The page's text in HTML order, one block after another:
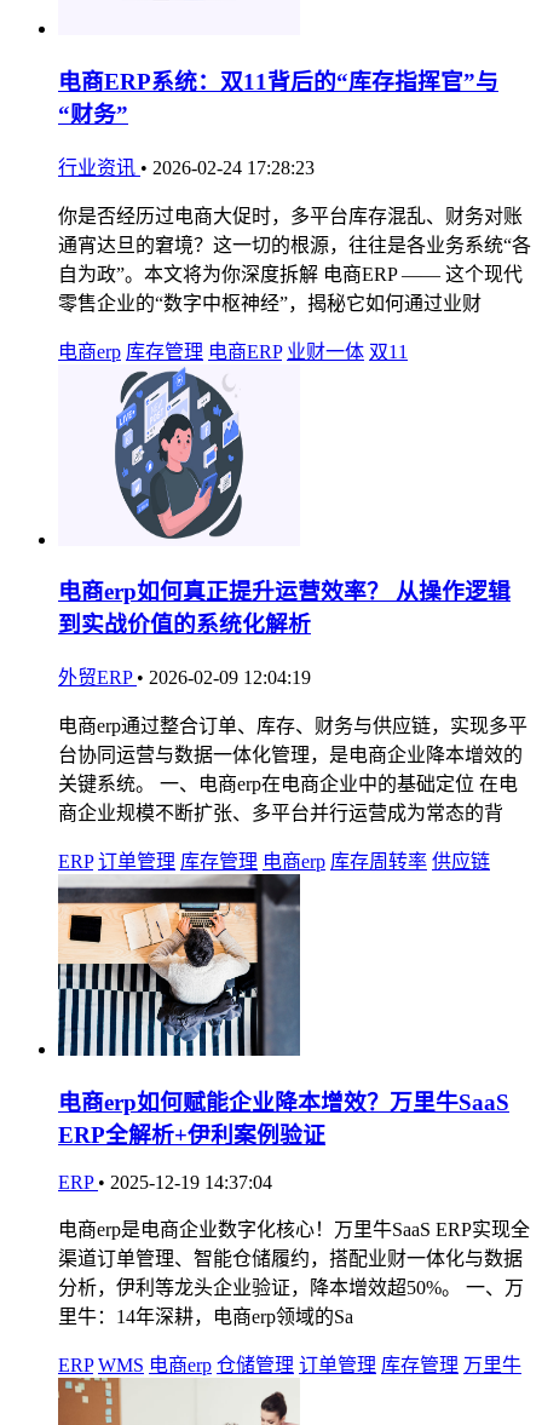
电商ERP系统：双11背后的“库存指挥官”与
“财务”
行业资讯 • 2026-02-24 17:28:23
你是否经历过电商大促时，多平台库存混乱、财务对账
通宵达旦的窘境？这一切的根源，往往是各业务系统“各
自为政”。本文将为你深度拆解 电商ERP —— 这个现代
零售企业的“数字中枢神经”，揭秘它如何通过业财
电商erp 库存管理 电商ERP 业财一体 双11
电商erp如何真正提升运营效率？ 从操作逻辑
到实战价值的系统化解析
外贸ERP • 2026-02-09 12:04:19
电商erp通过整合订单、库存、财务与供应链，实现多平
台协同运营与数据一体化管理，是电商企业降本增效的
关键系统。 一、电商erp在电商企业中的基础定位 在电
商企业规模不断扩张、多平台并行运营成为常态的背
ERP 订单管理 库存管理 电商erp 库存周转率 供应链
电商erp如何赋能企业降本增效？万里牛SaaS
ERP全解析+伊利案例验证
ERP • 2025-12-19 14:37:04
电商erp是电商企业数字化核心！万里牛SaaS ERP实现全
渠道订单管理、智能仓储履约，搭配业财一体化与数据
分析，伊利等龙头企业验证，降本增效超50%。 一、万
里牛：14年深耕，电商erp领域的Sa
ERP WMS 电商erp 仓储管理 订单管理 库存管理 万里牛